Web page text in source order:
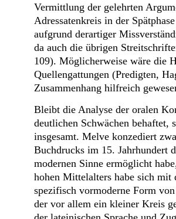
Vermittlung der gelehrten
Adressatenkreis in der
aufgrund derartiger
da auch die übrigen
109). Möglicherweise wäre die
Quellengattungen (Predigten,
Zusammenhang hilfreich
Bleibt die Analyse der oralen
deutlichen Schwächen behaftet,
insgesamt. Melve konzediert
Buchdrucks im 15. Jahrhundert
modernen Sinne ermöglicht
hohen Mittelalters habe sich mit
spezifisch vormoderne Form
der vor allem ein kleiner Kreis